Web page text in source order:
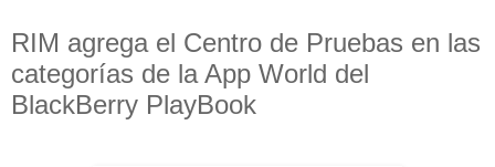
RIM agrega el Centro de Pruebas en las
categorías de la App World del
BlackBerry PlayBook